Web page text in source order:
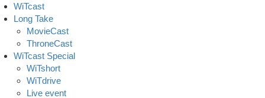
Skip
to
content
WiTcast
Long Take
MovieCast
ThroneCast
WiTcast Special
WiTshort
WiTdrive
Live event